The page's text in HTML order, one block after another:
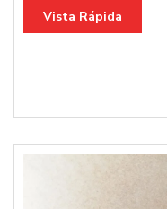
Vista Rápida